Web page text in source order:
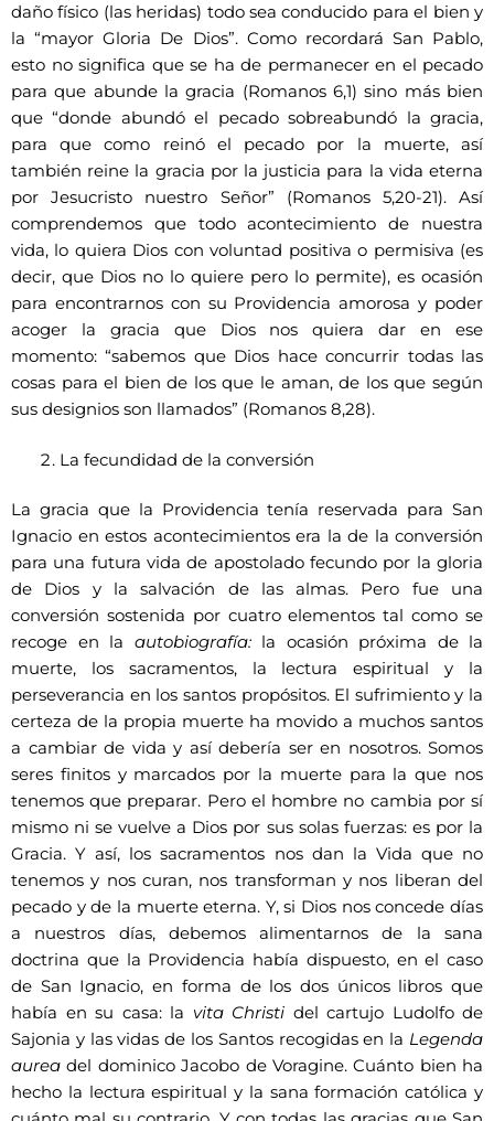
daño físico (las heridas) todo sea conducido para el bien y
la “mayor Gloria De Dios”. Como recordará San Pablo,
esto no significa que se ha de permanecer en el pecado
para que abunde la gracia (Romanos 6,1) sino más bien
que “donde abundó el pecado sobreabundó la gracia,
para que como reinó el pecado por la muerte, así
también reine la gracia por la justicia para la vida eterna
por Jesucristo nuestro Señor” (Romanos 5,20-21). Así
comprendemos que todo acontecimiento de nuestra
vida, lo quiera Dios con voluntad positiva o permisiva (es
decir, que Dios no lo quiere pero lo permite), es ocasión
para encontrarnos con su Providencia amorosa y poder
acoger la gracia que Dios nos quiera dar en ese
momento: “sabemos que Dios hace concurrir todas las
cosas para el bien de los que le aman, de los que según
sus designios son llamados” (Romanos 8,28).
La fecundidad de la conversión
La gracia que la Providencia tenía reservada para San
Ignacio en estos acontecimientos era la de la conversión
para una futura vida de apostolado fecundo por la gloria
de Dios y la salvación de las almas. Pero fue una
conversión sostenida por cuatro elementos tal como se
recoge en la autobiografía:
la ocasión próxima de la
muerte, los sacramentos, la lectura espiritual y la
perseverancia en los santos propósitos. El sufrimiento y la
certeza de la propia muerte ha movido a muchos santos
a cambiar de vida y así debería ser en nosotros. Somos
seres finitos y marcados por la muerte para la que nos
tenemos que preparar. Pero el hombre no cambia por sí
mismo ni se vuelve a Dios por sus solas fuerzas: es por la
Gracia. Y así, los sacramentos nos dan la Vida que no
tenemos y nos curan, nos transforman y nos liberan del
pecado y de la muerte eterna. Y, si Dios nos concede días
a nuestros días, debemos alimentarnos de la sana
doctrina que la Providencia había dispuesto, en el caso
de San Ignacio, en forma de los dos únicos libros que
había en su casa: la vita Christi del cartujo Ludolfo de
Sajonia y las vidas de los Santos recogidas en la Legenda
aureadel dominico Jacobo de Voragine. Cuánto bien ha
hecho la lectura espiritual y la sana formación católica y